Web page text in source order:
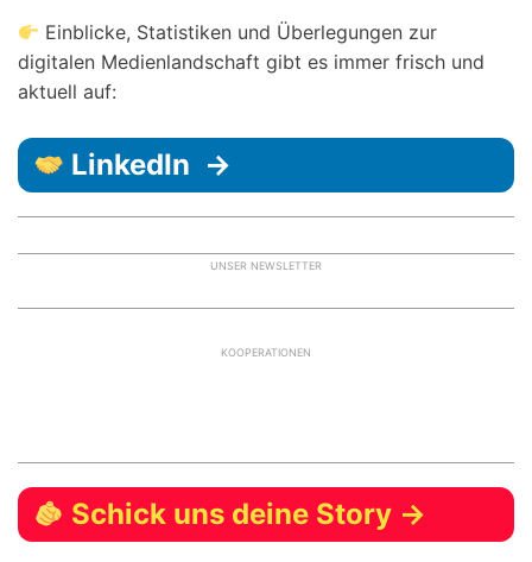
Einblicke, Statistiken und Überlegungen zur
digitalen Medienlandschaft gibt es immer frisch und
aktuell auf:
LinkedIn →
UNSER NEWSLETTER
KOOPERATIONEN
Schick uns deine Story →